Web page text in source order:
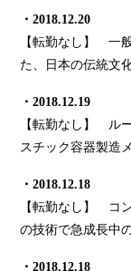
・2018.12.20
【転勤なし】 一
た、日本の伝統文
・2018.12.19
【転勤なし】 ル
スチック容器製造
・2018.12.18
【転勤なし】 コ
の技術で急成長中
・2018.12.18